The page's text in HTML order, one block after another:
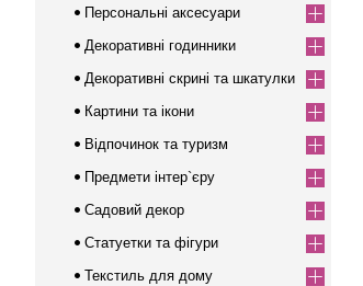
Персональні аксесуари
Декоративні годинники
Декоративні скрині та шкатулки
Картини та ікони
Відпочинок та туризм
Предмети інтер`єру
Садовий декор
Статуетки та фігури
Текстиль для дому